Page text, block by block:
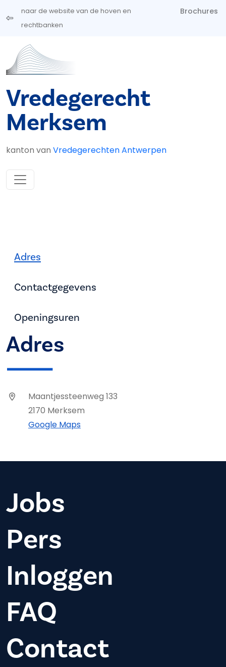
Overslaan en naar de inhoud gaan
naar de website van de hoven en
rechtbanken
Brochures
Vredegerecht
Merksem
kanton van Vredegerechten Antwerpen
Adres
Contactgegevens
Openingsuren
Adres
Maantjessteenweg 133
2170 Merksem
Google Maps
Jobs
Pers
Inloggen
FAQ
Contact